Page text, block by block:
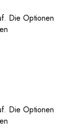
Die Optionen
Die Optionen